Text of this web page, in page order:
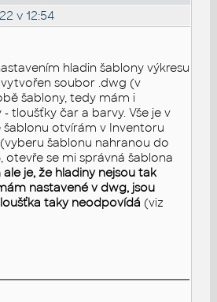
v 12:54
hladin šablony výkresu
soubor .dwg (v
šablony, tedy mám i
tloušťky čar a barvy. Vše je v
šablonu otvírám v Inventoru
šablonu nahranou do
otevře se mi správná šablona
je, že hladiny nejsou tak
nastavené v dwg, jsou
taky neodpovídá (viz